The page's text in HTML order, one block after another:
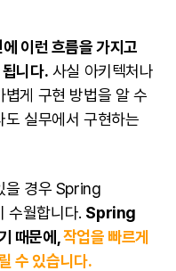
이런 흐름을 가지고
니다. 사실 아키텍처나
게 구현 방법을 알 수
실무에서 구현하는
을 경우 Spring
수월합니다. Spring
때문에, 작업을 빠르게
수 있습니다.